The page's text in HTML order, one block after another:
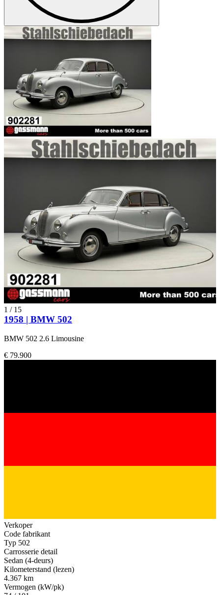
1 / 15
1958 | BMW 502
BMW 502 2.6 Limousine
€ 79.900
Verkoper
Code fabrikant
Typ 502
Carrosserie detail
Sedan (4-deurs)
Kilometerstand (lezen)
4.367 km
Vermogen (kW/pk)